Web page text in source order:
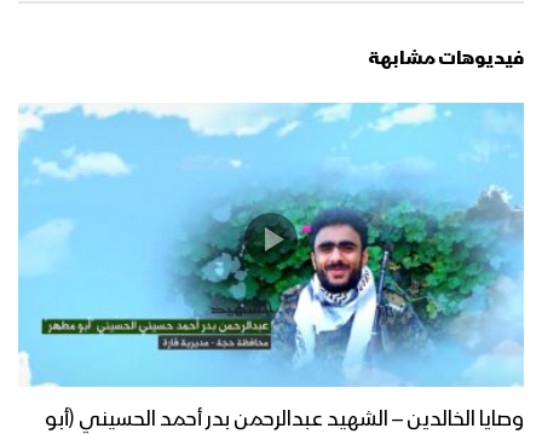
فيديوهات مشابهة
وصايا الخالدين – الشهيد عبدالرحمن بدر أحمد الحسيني (أبو